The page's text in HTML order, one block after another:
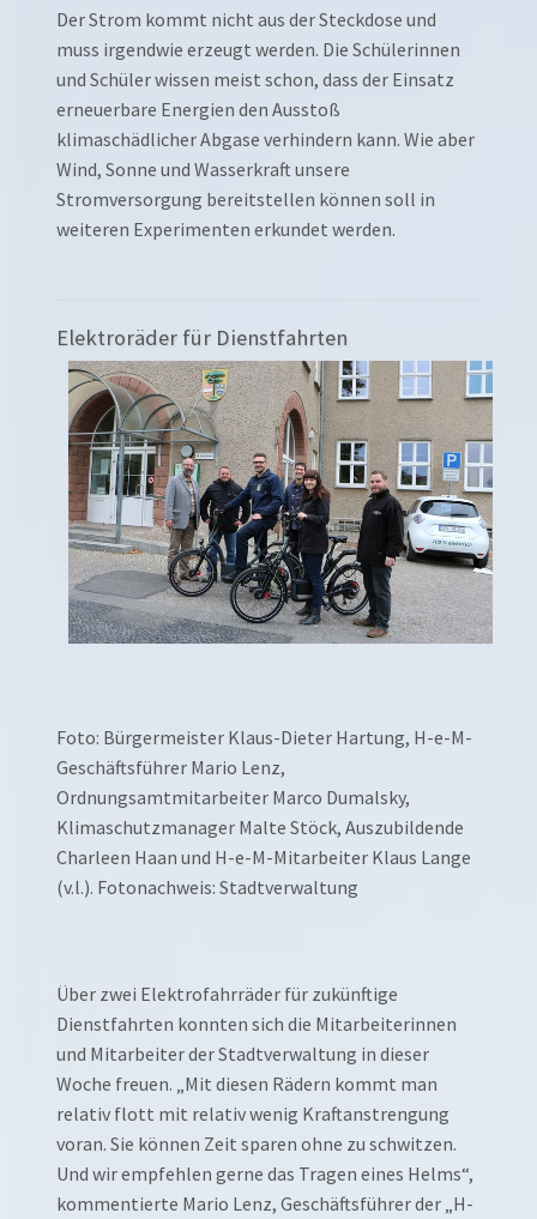
Der Strom kommt nicht aus der Steckdose und
muss irgendwie erzeugt werden. Die Schülerinnen
und Schüler wissen meist schon, dass der Einsatz
erneuerbare Energien den Ausstoß
klimaschädlicher Abgase verhindern kann. Wie aber
Wind, Sonne und Wasserkraft unsere
Stromversorgung bereitstellen können soll in
weiteren Experimenten erkundet werden.
Elektroräder für Dienstfahrten
Foto: Bürgermeister Klaus-Dieter Hartung, H-e-M-
Geschäftsführer Mario Lenz,
Ordnungsamtmitarbeiter Marco Dumalsky,
Klimaschutzmanager Malte Stöck, Auszubildende
Charleen Haan und H-e-M-Mitarbeiter Klaus Lange
(v.l.). Fotonachweis: Stadtverwaltung
Über zwei Elektrofahrräder für zukünftige
Dienstfahrten konnten sich die Mitarbeiterinnen
und Mitarbeiter der Stadtverwaltung in dieser
Woche freuen. „Mit diesen Rädern kommt man
relativ flott mit relativ wenig Kraftanstrengung
voran. Sie können Zeit sparen ohne zu schwitzen.
Und wir empfehlen gerne das Tragen eines Helms“,
kommentierte Mario Lenz, Geschäftsführer der „H-